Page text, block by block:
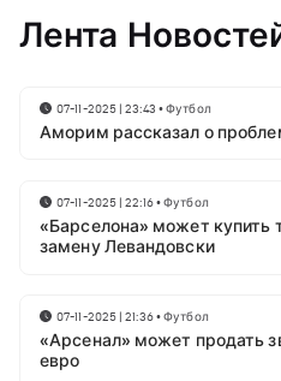
Лента
07-11-2025 | 23:43 •Футбол
Аморим рассказал о
07-11-2025 | 22:16•Футбол
«Барселона» может купить
замену Левандовски
07-11-2025 | 21:36•Футбол
«Арсенал» может продать
евро